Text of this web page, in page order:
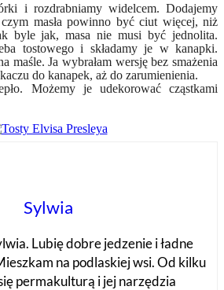
i rozdrabniamy widelcem. Dodajemy
masła powinno być ciut więcej, niż
byle jak, masa nie musi być jednolita.
tostowego i składamy je w kanapki.
maśle. Ja wybrałam wersję bez smażenia
do kanapek, aż do zarumienienia.
Możemy je udekorować cząstkami
Sylwia
Lubię dobre jedzenie i ładne
na podlaskiej wsi. Od kilku
permakulturą i jej narzędzia